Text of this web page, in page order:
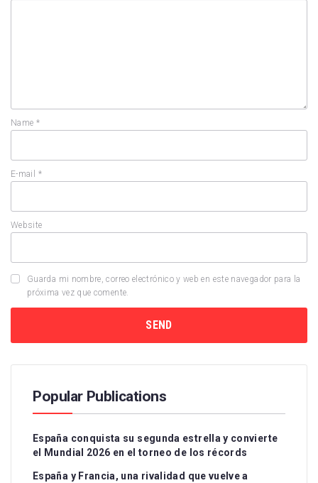
Name *
E-mail *
Website
Guarda mi nombre, correo electrónico y web en este navegador para la
próxima vez que comente.
Popular Publications
España conquista su segunda estrella y convierte
el Mundial 2026 en el torneo de los récords
España y Francia, una rivalidad que vuelve a